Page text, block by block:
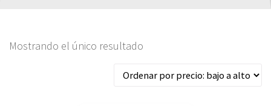
Mostrando el único resultado